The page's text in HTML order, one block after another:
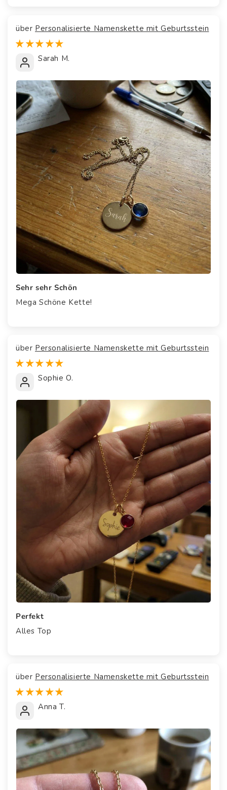
Personalisierte Namenskette mit Geburtsstein
Sarah M.
Sehr sehr Schön
Mega Schöne Kette!
Personalisierte Namenskette mit Geburtsstein
Sophie O.
Perfekt
Alles Top
Personalisierte Namenskette mit Geburtsstein
Anna T.